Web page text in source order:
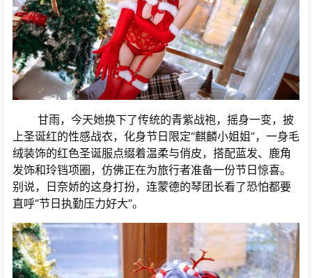
甘雨，今天她换下了传统的青紫战袍，摇身一变，披
上圣诞红的性感战衣，化身节日限定“麒麟小姐姐”，一身毛
绒装饰的红色圣诞服点缀着温柔与俏皮，搭配蓝发、鹿角
发饰和玲铛项圈，仿佛正在为旅行者准备一份节日惊喜。
别说，日奈娇的这身打扮，连蒙德的琴团长看了恐怕都要
直呼“节日执勤压力好大”。